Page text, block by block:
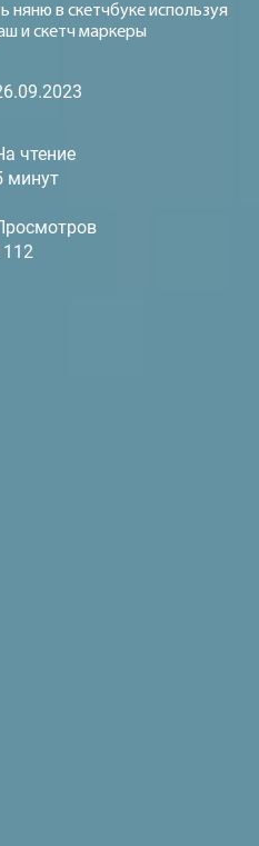
няню в скетчбуке используя
и скетч маркеры
чтение
минут